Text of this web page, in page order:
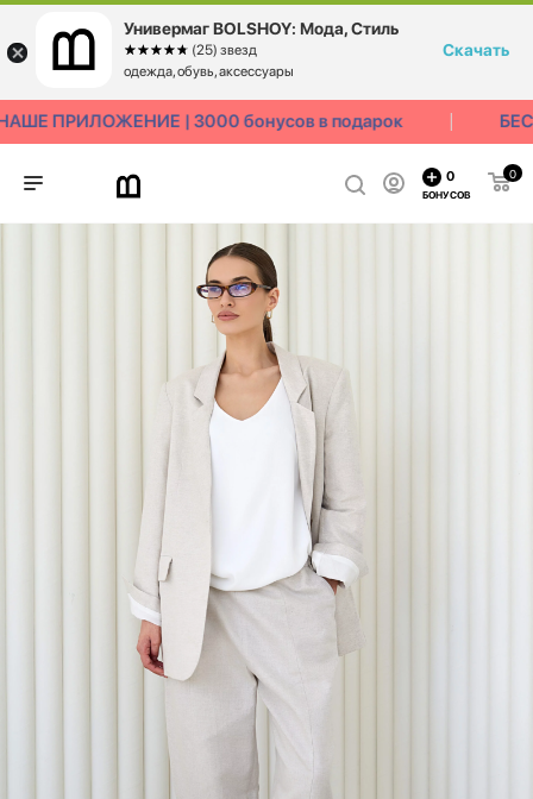
ПРИЛОЖЕНИЕ | 3000 бонусов в подарок
0
0
БОНУСОВ
Универмаг BOLSHOY: Мода, Стиль
☆☆☆☆☆
★★★★★ (25) звезд
одежда, обувь, аксессуары
Скачать